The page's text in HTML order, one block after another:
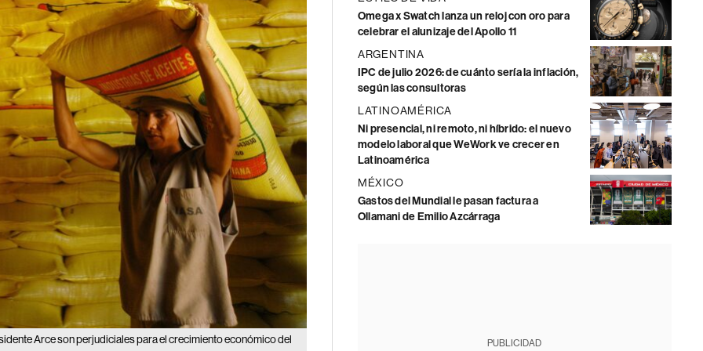
Arce son perjudiciales para el crecimiento económico del
Omega x Swatch lanza un reloj con oro para
celebrar el alunizaje del Apollo 11
ARGENTINA
IPC de julio 2026: de cuánto sería la inflación,
según las consultoras
LATINOAMÉRICA
Ni presencial, ni remoto, ni híbrido: el nuevo
modelo laboral que WeWork ve crecer en
Latinoamérica
MÉXICO
Gastos del Mundial le pasan factura a
Ollamani de Emilio Azcárraga
PUBLICIDAD